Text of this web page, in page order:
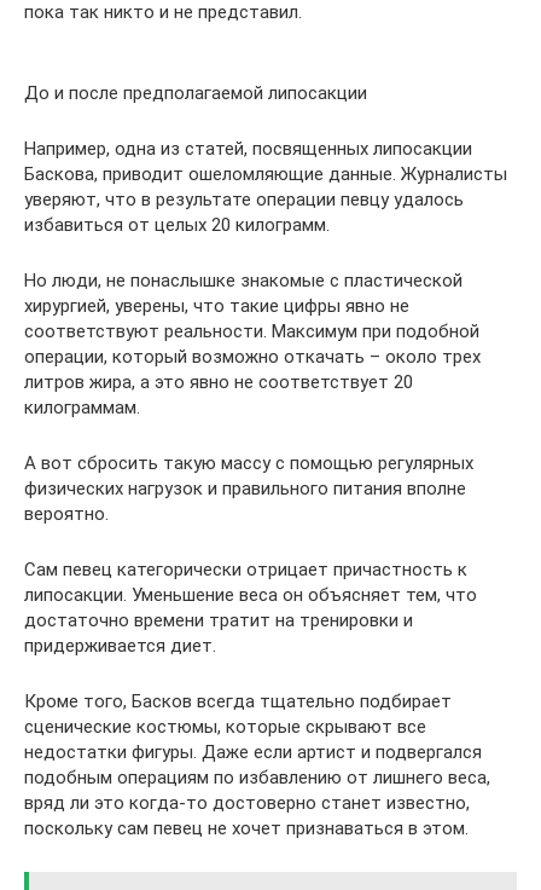
пока так никто и не представил.
До и после предполагаемой липосакции
Например, одна из статей, посвященных липосакции
Баскова, приводит ошеломляющие данные. Журналисты
уверяют, что в результате операции певцу удалось
избавиться от целых 20 килограмм.
Но люди, не понаслышке знакомые с пластической
хирургией, уверены, что такие цифры явно не
соответствуют реальности. Максимум при подобной
операции, который возможно откачать – около трех
литров жира, а это явно не соответствует 20
килограммам.
А вот сбросить такую массу с помощью регулярных
физических нагрузок и правильного питания вполне
вероятно.
Сам певец категорически отрицает причастность к
липосакции. Уменьшение веса он объясняет тем, что
достаточно времени тратит на тренировки и
придерживается диет.
Кроме того, Басков всегда тщательно подбирает
сценические костюмы, которые скрывают все
недостатки фигуры. Даже если артист и подвергался
подобным операциям по избавлению от лишнего веса,
вряд ли это когда-то достоверно станет известно,
поскольку сам певец не хочет признаваться в этом.